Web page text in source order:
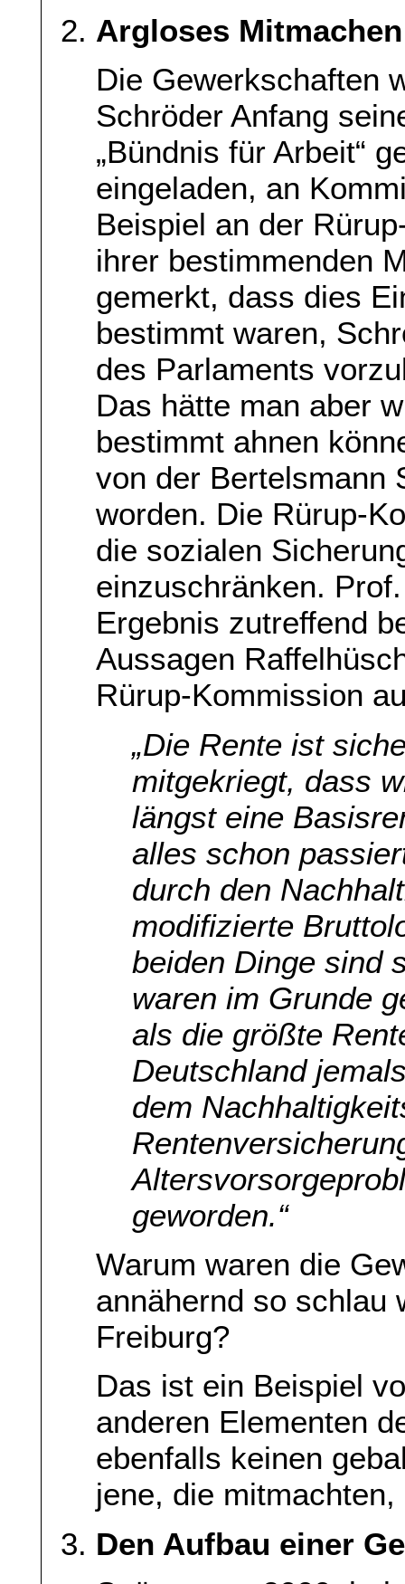
Argloses
Die Gewerkschaften
Schröder Anfang
„Bündnis für Arbeit“
eingeladen, an
Beispiel an der
ihrer bestimmenden
gemerkt, dass dies
bestimmt waren,
des Parlaments
Das hätte man aber
bestimmt ahnen
von der Bertelsmann
worden. Die Rürup-
die sozialen
einzuschränken.
Ergebnis zutreffend
Aussagen
Rürup-Kommission
„Die Rente ist
mitgekriegt, dass
längst eine
alles schon
durch den
modifizierte
beiden Dinge sind
waren im Grunde
als die größte
Deutschland
dem
geworden.“
Warum waren die
annähernd so schlau
Freiburg?
Das ist ein Beispiel
anderen Elementen
ebenfalls keinen
jene, die
Den Aufbau einer